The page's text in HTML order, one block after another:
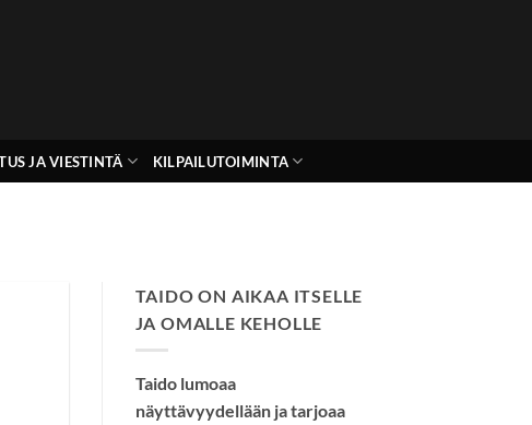
JA VIESTINTÄ KILPAILUTOIMINTA
TAIDO ON AIKAA ITSELLE
JA OMALLE KEHOLLE
Taido lumoaa
näyttävyydellään ja tarjoaa